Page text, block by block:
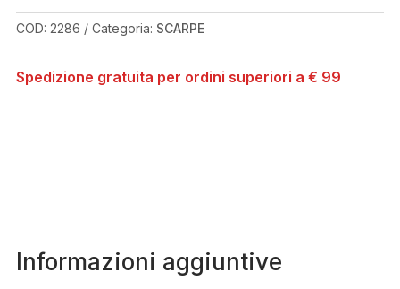
SHOES
QUANTITÀ
COD: 2286 Categoria: SCARPE
Spedizione gratuita per ordini superiori a € 99
Informazioni aggiuntive